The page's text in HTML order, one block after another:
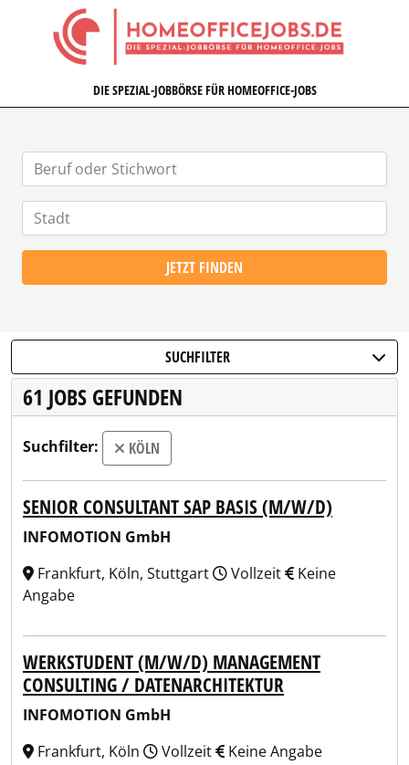
HOMEOFFICEJOBS.DE
DIE SPEZIAL-JOBBÖRSE FÜR HOMEOFFICE-JOBS
JETZT FINDEN
SUCHFILTER
61 JOBS GEFUNDEN
Suchfilter: KÖLN
SENIOR CONSULTANT SAP BASIS (M/W/D)
INFOMOTION GmbH
Frankfurt, Köln, Stuttgart
Vollzeit
Keine
Angabe
WERKSTUDENT (M/W/D) MANAGEMENT
CONSULTING / DATENARCHITEKTUR
INFOMOTION GmbH
Frankfurt, Köln
Vollzeit Keine Angabe